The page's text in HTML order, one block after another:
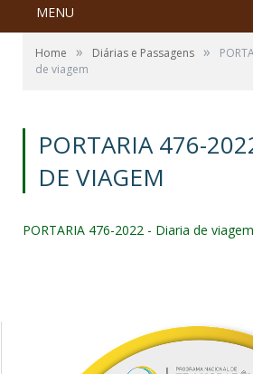
MENU
Home » Diárias e Passagens »
de viagem
PORTARIA 476-
DE VIAGEM
PORTARIA 476-2022 - Diaria de viagem